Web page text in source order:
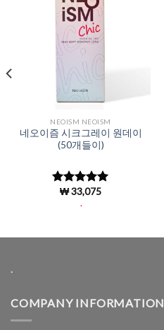
NEOISM NEOISM
네오이즘 시크그레이 원데이
(50개들이)
5 중에서
로 평
₩33,075
.
.
COMPANY INFORMATION